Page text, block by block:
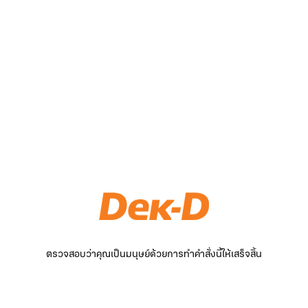
ตรวจสอบว่าคุณเป็นมนุษย์ด้วยการทำคำสั่งนี้ให้เสร็จสิ้น